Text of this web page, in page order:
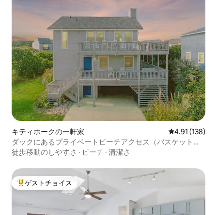
キティホークの一軒家 レビュー138
4.91 (138)
ダックにあるプライベートビーチアクセス（バスケットボ
ールコート付き）！
徒歩移動のしやすさ · ビーチ · 清潔さ
大好評のゲストチョイスです。
ゲストチョイス